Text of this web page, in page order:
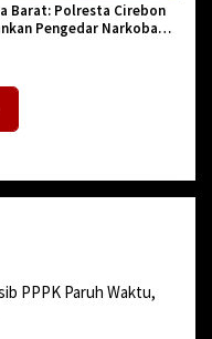
Barat: Polresta Cirebon
Pengedar Narkoba
PPPK Paruh Waktu,